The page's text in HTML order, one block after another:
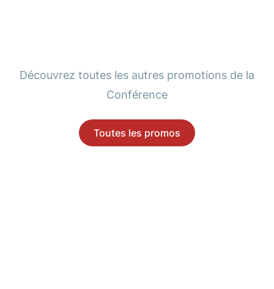
Découvrez toutes les autres promotions de la
Conférence
Toutes les promos